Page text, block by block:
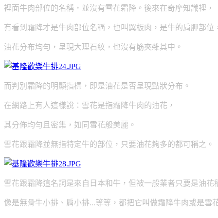
裡面牛肉部位的名稱，並沒有雪花霜降。後來在奇摩知識裡，
有看到霜降才是牛肉部位名稱，也叫翼板肉，是牛的肩胛部位
油花分布均勻，呈現大理石紋，也沒有筋夾雜其中。
而判別霜降的明顯指標，即是油花是否呈現點狀分布。
在網路上有人這樣說：雪花是指霜降牛肉的油花，
其分佈均勻且密集，如同雪花般美麗。
雪花跟霜降並無指特定牛的部位，只要油花夠多的都可稱之。
雪花跟霜降這名詞是來自日本和牛，但被一般業者只要是油花
像是無骨牛小排、肩小排...等等，都把它叫做霜降牛肉或是雪